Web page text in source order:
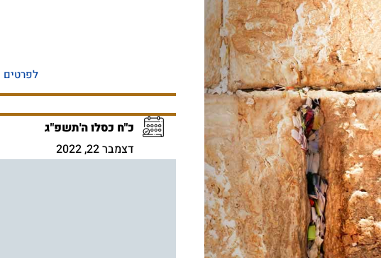
לפרטים
כ"ח כסלו ה'תשפ"ג
דצמבר 22, 2022